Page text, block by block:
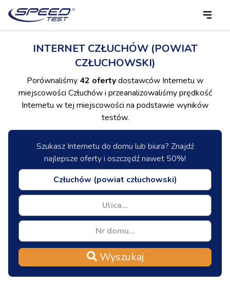
INTERNET CZŁUCHÓW (POWIAT
CZŁUCHOWSKI)
Porównaliśmy 42 ofertydostawców Internetu w
miejscowości Człuchów i przeanalizowaliśmy prędkość
Internetu w tej miejscowości na podstawie wyników
testów.
Szukasz Internetu do domu lub biura? Znajdź
najlepsze oferty i oszczędź nawet 50%!
Wyszukaj